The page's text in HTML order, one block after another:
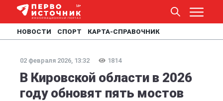
НОВОСТИ СПОРТ КАРТА-СПРАВОЧНИК
02 февраля 2026, 13:32 1814
В Кировской области в 2026
году обновят пять мостов